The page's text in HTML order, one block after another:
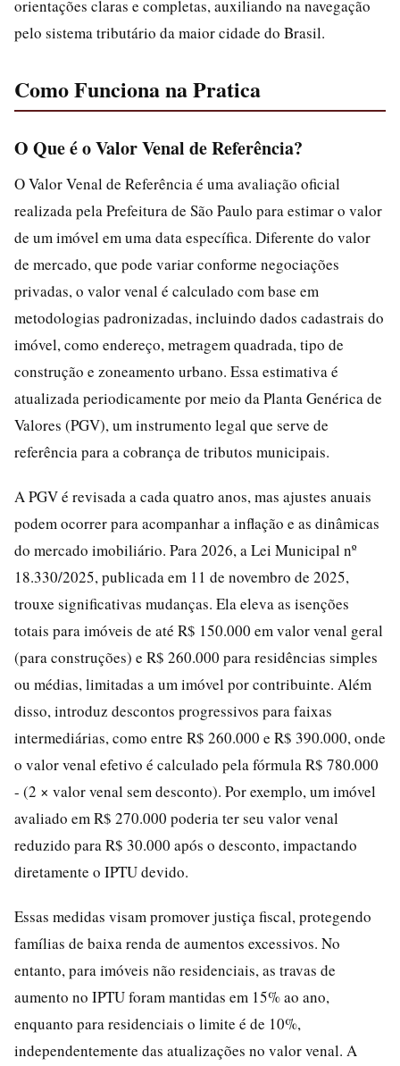
orientações claras e completas, auxiliando na navegação
pelo sistema tributário da maior cidade do Brasil.
Como Funciona na Pratica
O Que é o Valor Venal de Referência?
O Valor Venal de Referência é uma avaliação oficial
realizada pela Prefeitura de São Paulo para estimar o valor
de um imóvel em uma data específica. Diferente do valor
de mercado, que pode variar conforme negociações
privadas, o valor venal é calculado com base em
metodologias padronizadas, incluindo dados cadastrais do
imóvel, como endereço, metragem quadrada, tipo de
construção e zoneamento urbano. Essa estimativa é
atualizada periodicamente por meio da Planta Genérica de
Valores (PGV), um instrumento legal que serve de
referência para a cobrança de tributos municipais.
A PGV é revisada a cada quatro anos, mas ajustes anuais
podem ocorrer para acompanhar a inflação e as dinâmicas
do mercado imobiliário. Para 2026, a Lei Municipal nº
18.330/2025, publicada em 11 de novembro de 2025,
trouxe significativas mudanças. Ela eleva as isenções
totais para imóveis de até R$ 150.000 em valor venal geral
(para construções) e R$ 260.000 para residências simples
ou médias, limitadas a um imóvel por contribuinte. Além
disso, introduz descontos progressivos para faixas
intermediárias, como entre R$ 260.000 e R$ 390.000, onde
o valor venal efetivo é calculado pela fórmula R$ 780.000
- (2 × valor venal sem desconto). Por exemplo, um imóvel
avaliado em R$ 270.000 poderia ter seu valor venal
reduzido para R$ 30.000 após o desconto, impactando
diretamente o IPTU devido.
Essas medidas visam promover justiça fiscal, protegendo
famílias de baixa renda de aumentos excessivos. No
entanto, para imóveis não residenciais, as travas de
aumento no IPTU foram mantidas em 15% ao ano,
enquanto para residenciais o limite é de 10%,
independentemente das atualizações no valor venal. A